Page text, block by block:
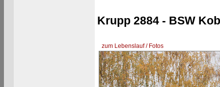
Krupp 2884 - BSW
zum Lebenslauf / Fotos